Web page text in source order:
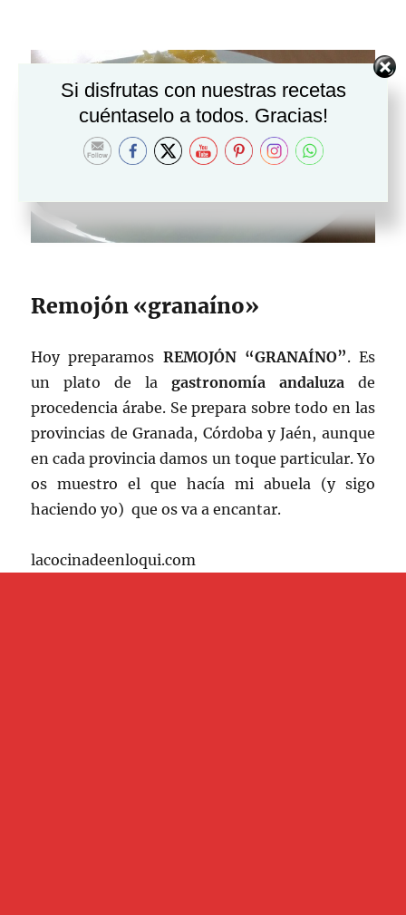
Remojón «granaíno»
Hoy preparamos REMOJÓN “GRANAÍNO”. Es
un plato de la gastronomía andaluzade
procedencia árabe. Se prepara sobre todo en las
provincias de Granada, Córdoba y Jaén, aunque
en cada provincia damos un toque particular. Yo
os muestro el que hacía mi abuela (y sigo
haciendo yo) que os va a encantar.
lacocinadeenloqui.com
Si disfrutas con nuestras recetas
cuéntaselo a todos. Gracias!